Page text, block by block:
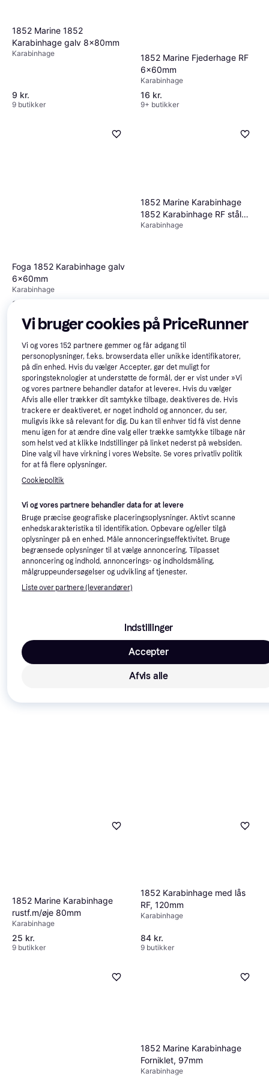
1852 Marine 1852
Karabinhage galv 8x80mm
Karabinhage
9 kr.
9 butikker
1852 Marine Fjederhage RF
6x60mm
Karabinhage
16 kr.
9+ butikker
Foga 1852 Karabinhage galv
6x60mm
Karabinhage
8 kr.
1852 Marine Karabinhage
1852 Karabinhage RF stål
6x60mm
Karabinhage
1852 Marine 1852
Karabinhage m/øje RF,
6x60mm
Karabinhage
1852 Marine Karabinhage
Rustfri Øje 75mm
Karabinhage
36 kr.
1852 Marine Karabinhage
rustf.m/øje 80mm
Karabinhage
25 kr.
9 butikker
1852 Karabinhage med lås
RF, 120mm
Karabinhage
84 kr.
9 butikker
1852 Marine Karabinhage
Forniklet, 97mm
Karabinhage
Vi bruger cookies på PriceRunner
Vi og vores152 partnere gemmer og får adgang til
personoplysninger, f.eks. browserdata eller unikke identifikatorer,
på din enhed. Hvis du vælger Accepter, gør det muligt for
sporingsteknologier at understøtte de formål, der er vist under »Vi
og vores partnere behandler datafor at levere«. Hvis du vælger
Afvis alle eller trækker dit samtykke tilbage, deaktiveres de. Hvis
trackere er deaktiveret, er noget indhold og annoncer, du ser,
muligvis ikke så relevant for dig. Du kan til enhver tid få vist denne
menu igen for at ændre dine valg eller trække samtykke tilbage når
som helst ved at klikke Indstillinger på linket nederst på websiden.
Dine valg vil have virkning i vores Website. Se vores privatliv politik
for at få flere oplysninger.
Cookiepolitik
Vi og vores partnere behandler data for at levere
Bruge præcise geografiske placeringsoplysninger. Aktivt scanne
enhedskarakteristika til identifikation. Opbevare og/eller tilgå
oplysninger på en enhed. Måle annonceringseffektivitet. Bruge
begrænsede oplysninger til at vælge annoncering. Tilpasset
annoncering og indhold, annoncerings- og indholdsmåling,
målgruppeundersøgelser og udvikling af tjenester.
Liste over partnere (leverandører)
Indstillinger
Afvis alle
Accepter